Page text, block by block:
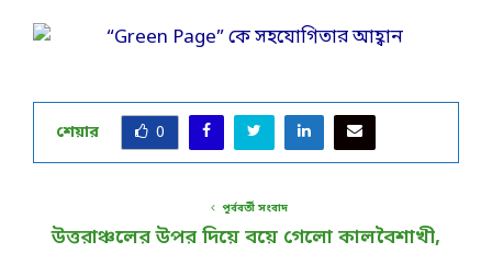
শেয়ার 0
পূর্ববর্তী সংবাদ
উত্তরাঞ্চলের উপর দিয়ে বয়ে গেলো কালবৈশাখী,